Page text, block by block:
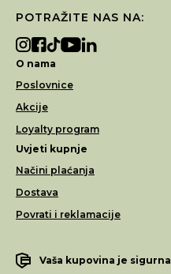
POTRAŽITE NAS NA:
O nama
Poslovnice
Akcije
Loyalty program
Uvjeti kupnje
Načini plaćanja
Dostava
Povrati i reklamacije
Vaša kupovina je sigurna